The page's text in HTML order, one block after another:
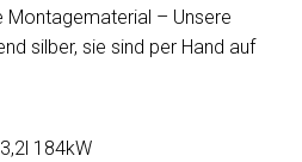
Montagematerial – Unsere
silber, sie sind per Hand auf
3,2l 184kW